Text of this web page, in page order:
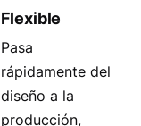
Flexible
Pasa
rápidamente del
diseño a la
producción,